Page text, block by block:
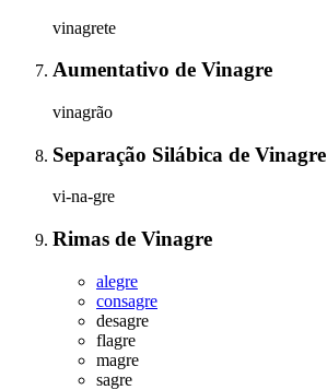
vinagrete
Aumentativo de Vinagre
vinagrão
Separação Silábica de Vinagre
vi-na-gre
Rimas de Vinagre
alegre
consagre
desagre
flagre
magre
sagre